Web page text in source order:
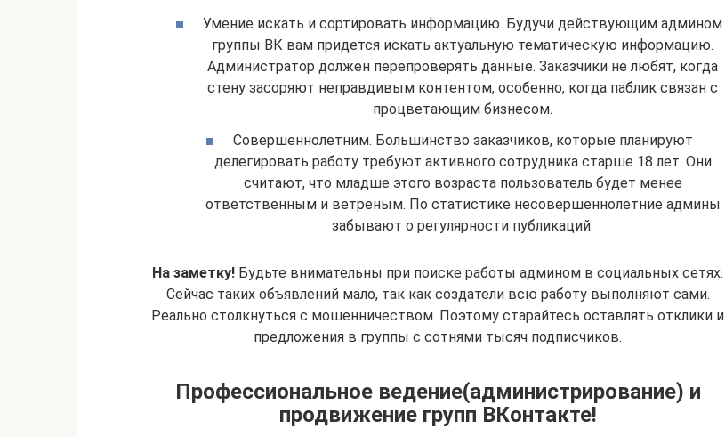
Умение искать и сортировать информацию. Будучи действующим админом
группы ВК вам придется искать актуальную тематическую информацию.
Администратор должен перепроверять данные. Заказчики не любят, когда
стену засоряют неправдивым контентом, особенно, когда паблик связан с
процветающим бизнесом.
Совершеннолетним. Большинство заказчиков, которые планируют
делегировать работу требуют активного сотрудника старше 18 лет. Они
считают, что младше этого возраста пользователь будет менее
ответственным и ветреным. По статистике несовершеннолетние админы
забывают о регулярности публикаций.
На заметку! Будьте внимательны при поиске работы админом в социальных сетях.
Сейчас таких объявлений мало, так как создатели всю работу выполняют сами.
Реально столкнуться с мошенничеством. Поэтому старайтесь оставлять отклики и
предложения в группы с сотнями тысяч подписчиков.
Профессиональное ведение(администрирование) и
продвижение групп ВКонтакте!